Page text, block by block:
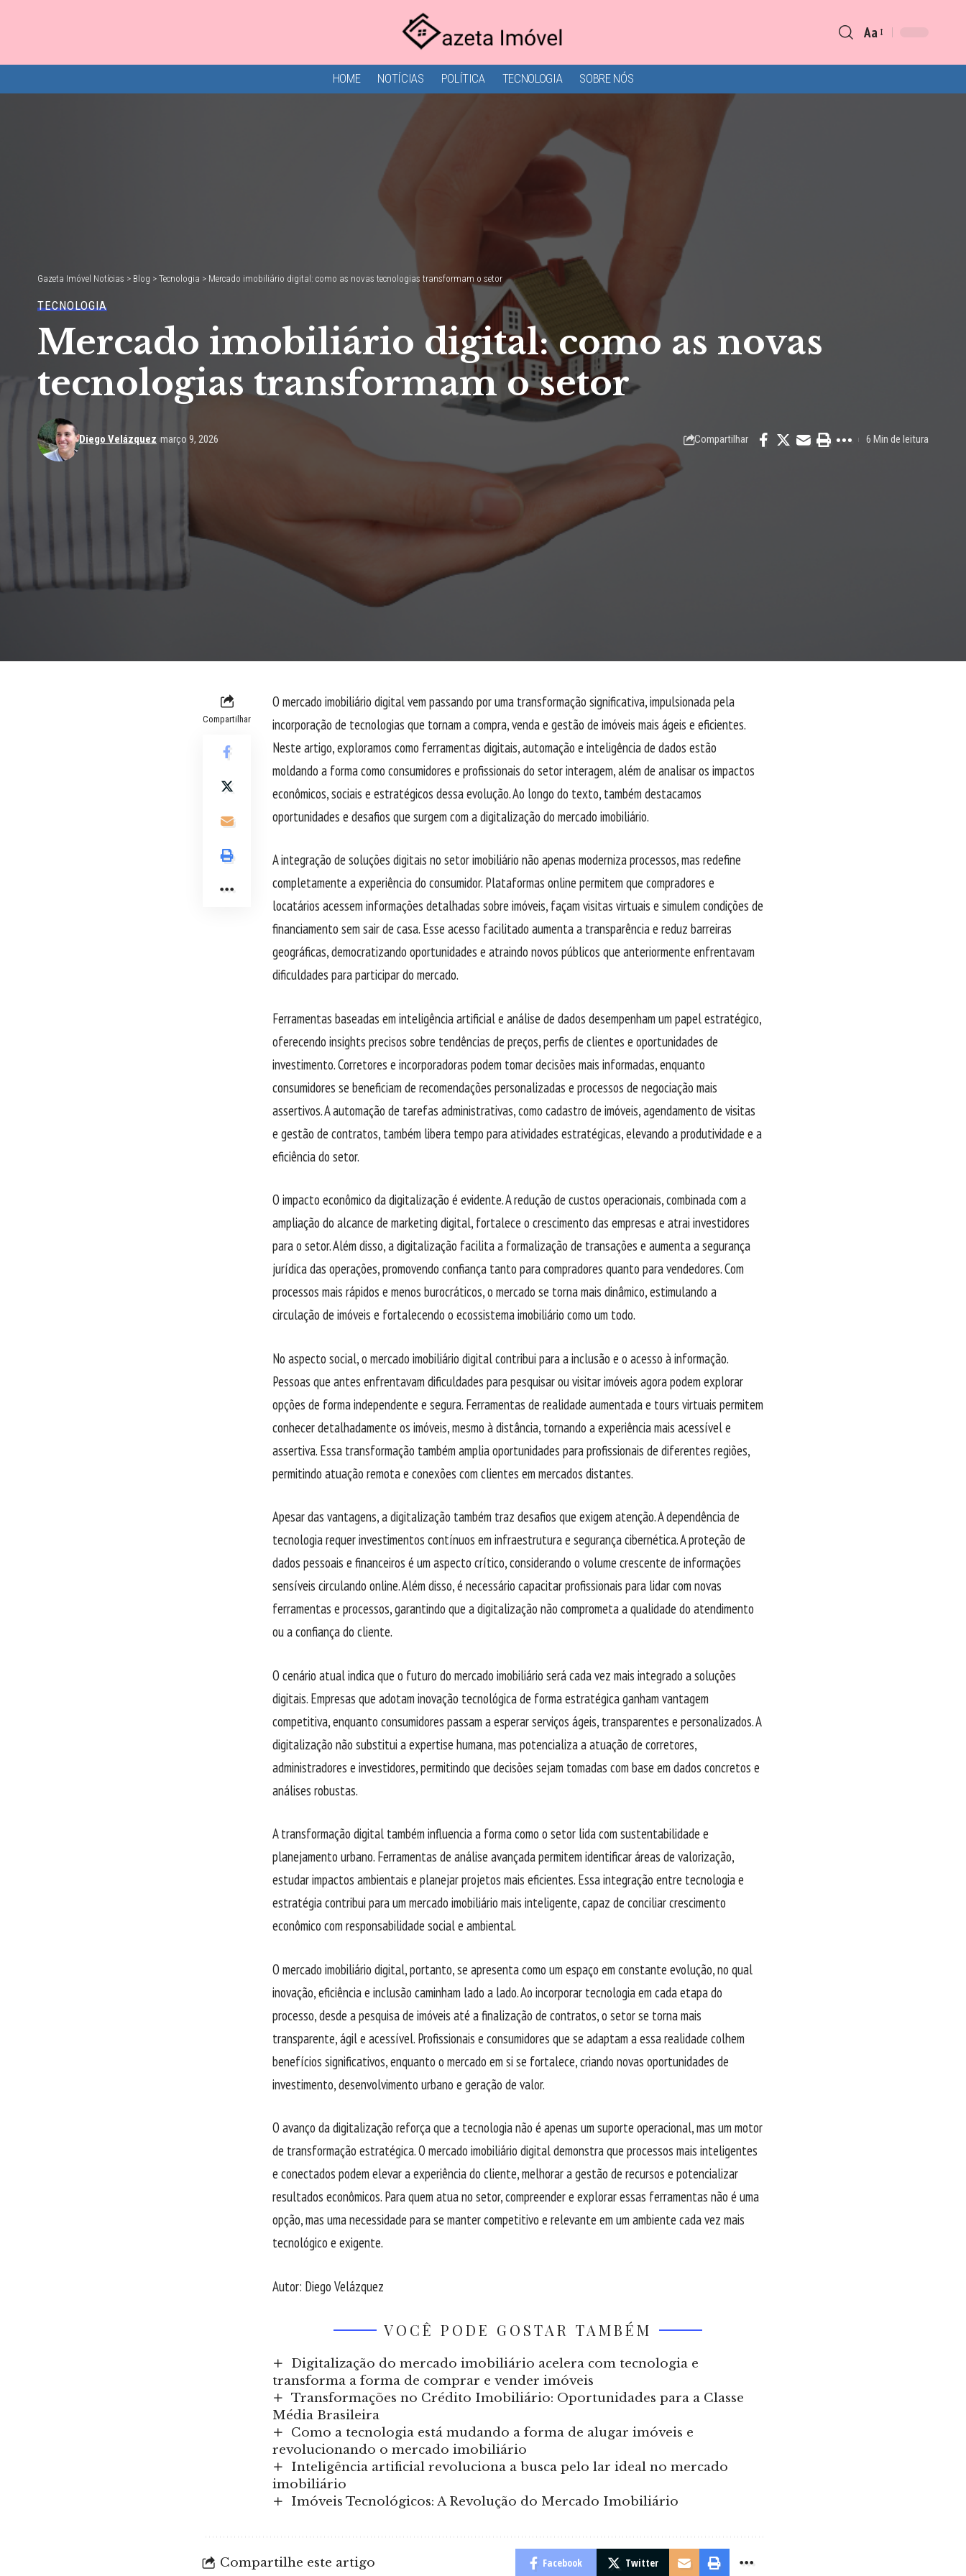
Font
Resizer
Aa
HOME NOTÍCIAS POLÍTICA TECNOLOGIA SOBRE NÓS
Gazeta Imóvel Notícias > Blog > Tecnologia > Mercado imobiliário digital: como as novas tecnologias transformam o setor
TECNOLOGIA
Mercado imobiliário digital: como as novas
tecnologias transformam o setor
Diego Velázquez março 9, 2026 Compartilhar 6 Min de leitura
Compartilhar
O mercado imobiliário digital vem passando por uma transformação significativa, impulsionada pela
incorporação de tecnologias que tornam a compra, venda e gestão de imóveis mais ágeis e eficientes.
Neste artigo, exploramos como ferramentas digitais, automação e inteligência de dados estão
moldando a forma como consumidores e profissionais do setor interagem, além de analisar os impactos
econômicos, sociais e estratégicos dessa evolução. Ao longo do texto, também destacamos
oportunidades e desafios que surgem com a digitalização do mercado imobiliário.
A integração de soluções digitais no setor imobiliário não apenas moderniza processos, mas redefine
completamente a experiência do consumidor. Plataformas online permitem que compradores e
locatários acessem informações detalhadas sobre imóveis, façam visitas virtuais e simulem condições de
financiamento sem sair de casa. Esse acesso facilitado aumenta a transparência e reduz barreiras
geográficas, democratizando oportunidades e atraindo novos públicos que anteriormente enfrentavam
dificuldades para participar do mercado.
Ferramentas baseadas em inteligência artificial e análise de dados desempenham um papel estratégico,
oferecendo insights precisos sobre tendências de preços, perfis de clientes e oportunidades de
investimento. Corretores e incorporadoras podem tomar decisões mais informadas, enquanto
consumidores se beneficiam de recomendações personalizadas e processos de negociação mais
assertivos. A automação de tarefas administrativas, como cadastro de imóveis, agendamento de visitas
e gestão de contratos, também libera tempo para atividades estratégicas, elevando a produtividade e a
eficiência do setor.
O impacto econômico da digitalização é evidente. A redução de custos operacionais, combinada com a
ampliação do alcance de marketing digital, fortalece o crescimento das empresas e atrai investidores
para o setor. Além disso, a digitalização facilita a formalização de transações e aumenta a segurança
jurídica das operações, promovendo confiança tanto para compradores quanto para vendedores. Com
processos mais rápidos e menos burocráticos, o mercado se torna mais dinâmico, estimulando a
circulação de imóveis e fortalecendo o ecossistema imobiliário como um todo.
No aspecto social, o mercado imobiliário digital contribui para a inclusão e o acesso à informação.
Pessoas que antes enfrentavam dificuldades para pesquisar ou visitar imóveis agora podem explorar
opções de forma independente e segura. Ferramentas de realidade aumentada e tours virtuais permitem
conhecer detalhadamente os imóveis, mesmo à distância, tornando a experiência mais acessível e
assertiva. Essa transformação também amplia oportunidades para profissionais de diferentes regiões,
permitindo atuação remota e conexões com clientes em mercados distantes.
Apesar das vantagens, a digitalização também traz desafios que exigem atenção. A dependência de
tecnologia requer investimentos contínuos em infraestrutura e segurança cibernética. A proteção de
dados pessoais e financeiros é um aspecto crítico, considerando o volume crescente de informações
sensíveis circulando online. Além disso, é necessário capacitar profissionais para lidar com novas
ferramentas e processos, garantindo que a digitalização não comprometa a qualidade do atendimento
ou a confiança do cliente.
O cenário atual indica que o futuro do mercado imobiliário será cada vez mais integrado a soluções
digitais. Empresas que adotam inovação tecnológica de forma estratégica ganham vantagem
competitiva, enquanto consumidores passam a esperar serviços ágeis, transparentes e personalizados. A
digitalização não substitui a expertise humana, mas potencializa a atuação de corretores,
administradores e investidores, permitindo que decisões sejam tomadas com base em dados concretos e
análises robustas.
A transformação digital também influencia a forma como o setor lida com sustentabilidade e
planejamento urbano. Ferramentas de análise avançada permitem identificar áreas de valorização,
estudar impactos ambientais e planejar projetos mais eficientes. Essa integração entre tecnologia e
estratégia contribui para um mercado imobiliário mais inteligente, capaz de conciliar crescimento
econômico com responsabilidade social e ambiental.
O mercado imobiliário digital, portanto, se apresenta como um espaço em constante evolução, no qual
inovação, eficiência e inclusão caminham lado a lado. Ao incorporar tecnologia em cada etapa do
processo, desde a pesquisa de imóveis até a finalização de contratos, o setor se torna mais
transparente, ágil e acessível. Profissionais e consumidores que se adaptam a essa realidade colhem
benefícios significativos, enquanto o mercado em si se fortalece, criando novas oportunidades de
investimento, desenvolvimento urbano e geração de valor.
O avanço da digitalização reforça que a tecnologia não é apenas um suporte operacional, mas um motor
de transformação estratégica. O mercado imobiliário digital demonstra que processos mais inteligentes
e conectados podem elevar a experiência do cliente, melhorar a gestão de recursos e potencializar
resultados econômicos. Para quem atua no setor, compreender e explorar essas ferramentas não é uma
opção, mas uma necessidade para se manter competitivo e relevante em um ambiente cada vez mais
tecnológico e exigente.
Autor: Diego Velázquez
VOCÊ PODE GOSTAR TAMBÉM
Digitalização do mercado imobiliário acelera com tecnologia e
transforma a forma de comprar e vender imóveis
Transformações no Crédito Imobiliário: Oportunidades para a Classe
Média Brasileira
Como a tecnologia está mudando a forma de alugar imóveis e
revolucionando o mercado imobiliário
Inteligência artificial revoluciona a busca pelo lar ideal no mercado
imobiliário
Imóveis Tecnológicos: A Revolução do Mercado Imobiliário
Compartilhe este artigo Facebook Twitter